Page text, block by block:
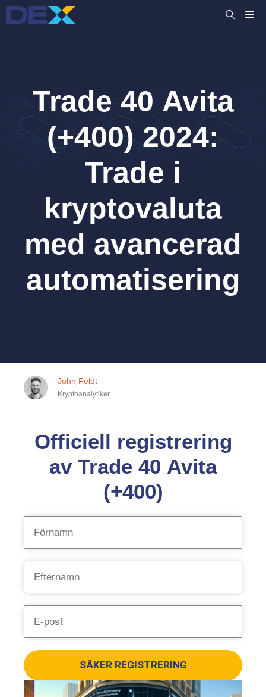
Hoppa
till
Trade 40 Avita
(+400) 2024:
Trade i
kryptovaluta
med avancerad
automatisering
John Feldt
Kryptoanalytiker
Officiell registrering
av Trade 40 Avita
(+400)
SÄKER REGISTRERING